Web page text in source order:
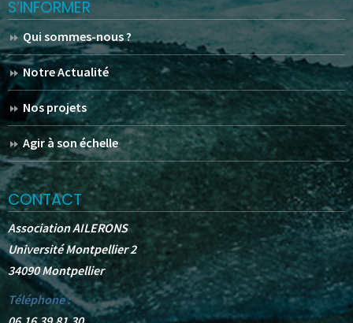
S’INFORMER
Qui sommes-nous ?
Notre Actualité
Nos projets
Agir à son échelle
CONTACT
Association AILERONS
Université Montpellier 2
34090 Montpellier
Téléphone :